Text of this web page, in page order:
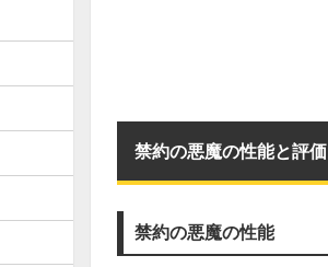
禁約の悪魔の性能と評価
禁約の悪魔の性能